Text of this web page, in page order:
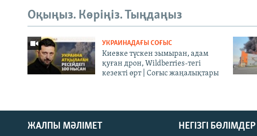
Оқыңыз. Көріңіз. Тыңдаңыз
УКРАИНАДАҒЫ СОҒЫС
Киевке түскен зымыран, адам
қуған дрон, Wildberries-тегі
кезекті өрт | Соғыс жаңалықтары
ЖАЛПЫ МӘЛІМЕТ НЕГІЗГІ БӨЛІМДЕР